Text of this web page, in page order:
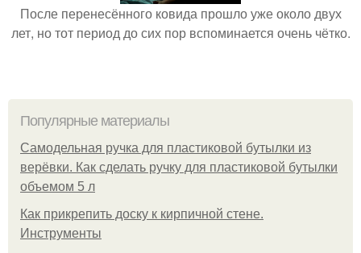
После перенесённого ковида прошло уже около двух
лет, но тот период до сих пор вспоминается очень чётко.
Популярные материалы
Самодельная ручка для пластиковой бутылки из
верёвки. Как сделать ручку для пластиковой бутылки
объемом 5 л
Как прикрепить доску к кирпичной стене.
Инструменты